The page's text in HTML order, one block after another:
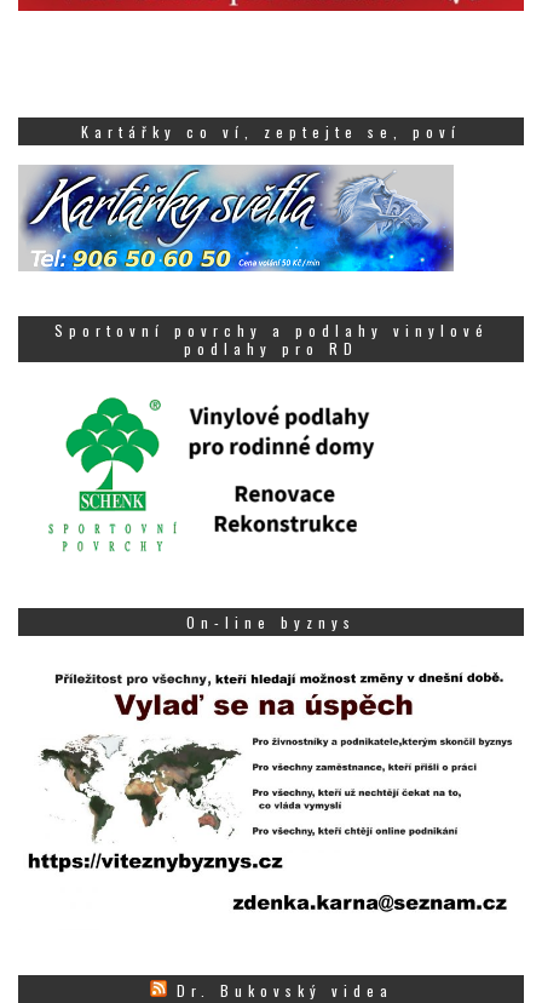
Kartářky co ví, zeptejte se, poví
Sportovní povrchy a podlahy vinylové
podlahy pro RD
On-line byznys
Dr. Bukovský videa